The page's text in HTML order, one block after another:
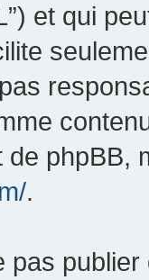
et qui
de phpBB,
.
pas